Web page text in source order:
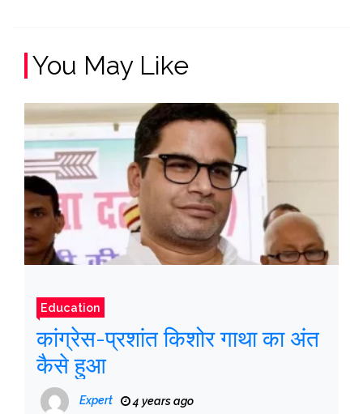
You May Like
Education
कांग्रेस-प्रशांत किशोर गाथा का अंत
कैसे हुआ
Expert 4 years ago